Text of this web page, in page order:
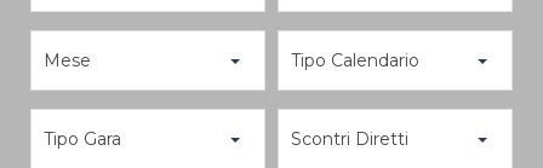
Mese Tipo Calendario
Tipo Gara Scontri Diretti